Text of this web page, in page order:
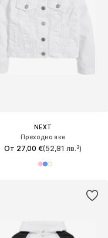
NEXT
Преходно яке
От 27,00 €(52,81 лв.³)